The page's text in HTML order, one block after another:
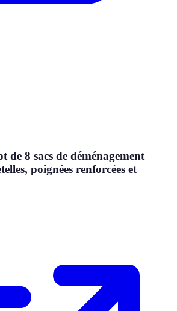
8 sacs de déménagement
poignées renforcées et